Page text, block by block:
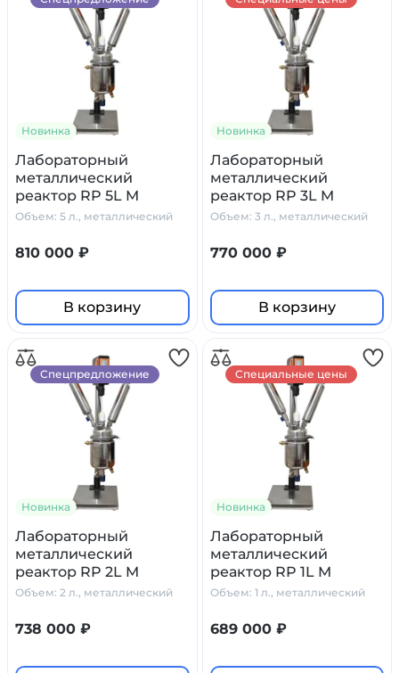
Новинка
Лабораторный
металлический
реактор RP 5L M
Primelab, 5 л.
Объем: 5 л., металлический
810 000 ₽
В корзину
Новинка
Лабораторный
металлический
реактор RP 3L M
Primelab, 3 литра
Объем: 3 л., металлический
770 000 ₽
В корзину
Новинка
Лабораторный
металлический
реактор RP 2L M
Primelab, 2 литра
Объем: 2 л., металлический
738 000 ₽
Спецпредложение
Новинка
Лабораторный
металлический
реактор RP 1L M
Primelab, 1 литр
Объем: 1 л., металлический
689 000 ₽
Специальные цены